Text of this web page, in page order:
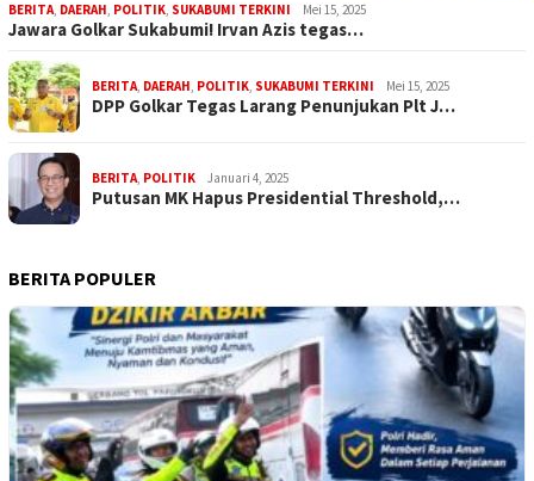
BERITA, DAERAH, POLITIK, SUKABUMI TERKINI Mei 15, 2025
Jawara Golkar Sukabumi! Irvan Azis tegas…
BERITA, DAERAH, POLITIK, SUKABUMI TERKINI Mei 15, 2025
DPP Golkar Tegas Larang Penunjukan Plt J…
BERITA, POLITIK Januari 4, 2025
Putusan MK Hapus Presidential Threshold,…
BERITA POPULER